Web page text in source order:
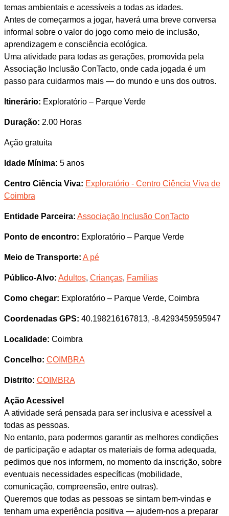
temas ambientais e acessíveis a todas as idades.
Antes de começarmos a jogar, haverá uma breve conversa
informal sobre o valor do jogo como meio de inclusão,
aprendizagem e consciência ecológica.
Uma atividade para todas as gerações, promovida pela
Associação Inclusão ConTacto, onde cada jogada é um
passo para cuidarmos mais — do mundo e uns dos outros.
Itinerário: Exploratório – Parque Verde
Duração: 2.00 Horas
Ação gratuita
Idade Mínima: 5 anos
Centro Ciência Viva: Exploratório - Centro Ciência Viva de
Coimbra
Entidade Parceira: Associação Inclusão ConTacto
Ponto de encontro: Exploratório – Parque Verde
Meio de Transporte: A pé
Público-Alvo: Adultos, Crianças, Famílias
Como chegar: Exploratório – Parque Verde, Coimbra
Coordenadas GPS: 40.198216167813, -8.4293459595947
Localidade: Coimbra
Concelho: COIMBRA
Distrito: COIMBRA
Ação Acessivel
A atividade será pensada para ser inclusiva e acessível a
todas as pessoas.
No entanto, para podermos garantir as melhores condições
de participação e adaptar os materiais de forma adequada,
pedimos que nos informem, no momento da inscrição, sobre
eventuais necessidades específicas (mobilidade,
comunicação, compreensão, entre outras).
Queremos que todas as pessoas se sintam bem-vindas e
tenham uma experiência positiva — ajudem-nos a preparar